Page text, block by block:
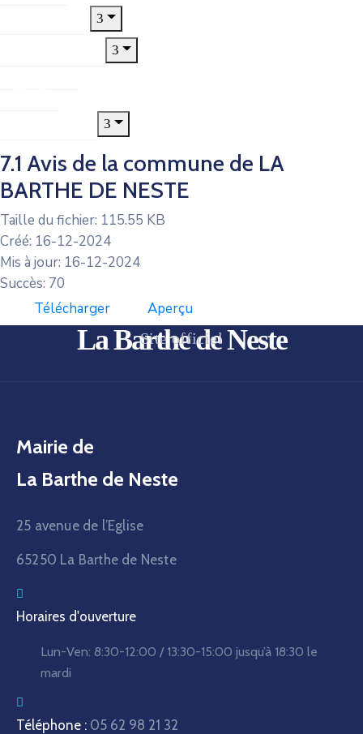
7.1 Avis de la commune de LA
BARTHE DE NESTE
Taille du fichier: 115.55 KB
Créé: 16-12-2024
Mis à jour: 16-12-2024
Succès: 70
Télécharger
Aperçu
La Barthe de Neste
Site officiel
Mairie de
La Barthe de Neste
25 avenue de l’Eglise
65250 La Barthe de Neste
Horaires d'ouverture
Lun-Ven: 8:30-12:00 / 13:30-15:00 jusqu’à 18:30 le
mardi
Téléphone : 05 62 98 21 32